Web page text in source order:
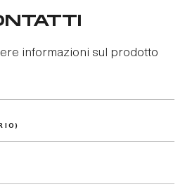
informazioni sul prodotto